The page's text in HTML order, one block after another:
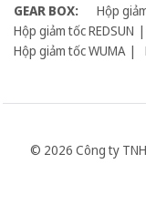
GEAR BOX:
Hộp
Hộp giảm tốc REDSUN
Hộp giảm tốc WUMA
© 2026 Công ty